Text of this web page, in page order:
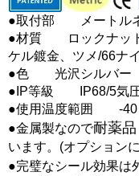
●取付部 メートル
●材質 ロックナット
ケル鍍金、ツメ/66ナ
●色 光沢シルバー
●IP等級 IP68/5気
●使用温度範囲 -40
●金属製なので耐薬
います。(オプション
●完璧なシール効果は